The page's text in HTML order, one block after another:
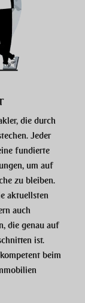
die durch
Jeder
fundierte
um auf
zu bleiben.
aktuellsten
auch
die genau auf
ist.
beim